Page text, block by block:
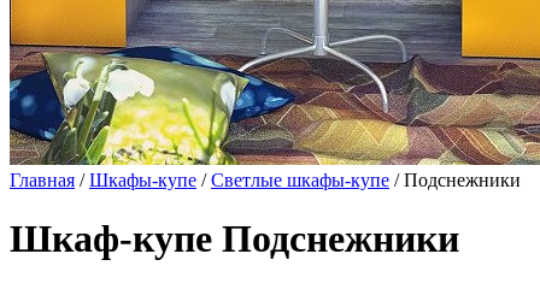
Главная /Шкафы-купе /Светлые шкафы-купе / Подснежники
Шкаф-купе Подснежники